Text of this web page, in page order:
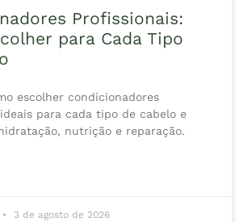
Profissionais:
para Cada Tipo
escolher condicionadores
para cada tipo de cabelo e
nutrição e reparação.
3 de agosto de 2026